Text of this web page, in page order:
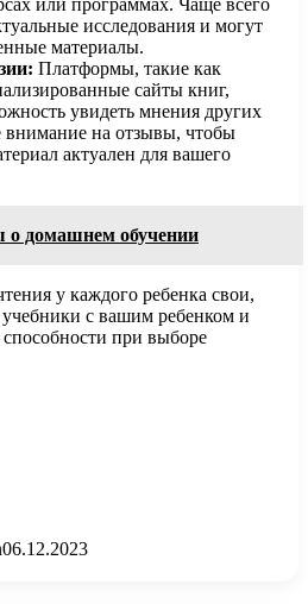
или программах. Чаще всего
исследования и могут
материалы.
Платформы, такие как
сайты книг,
увидеть мнения других
внимание на отзывы, чтобы
актуален для вашего
домашнем обучении
у каждого ребенка свои,
с вашим ребенком и
при выборе
06.12.2023